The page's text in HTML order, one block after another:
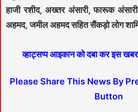
हाजी रशीद, अख्तर अंसारी, फारूक
अहमद, जमील अहमद सहित सैंकड़ो लोग
व्हाट्सप्प आइकान को दबा कर इस
Please Share This News By
Button